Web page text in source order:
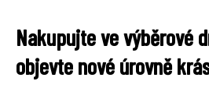
Nakupujte ve výběrové
objevte nové úrovně